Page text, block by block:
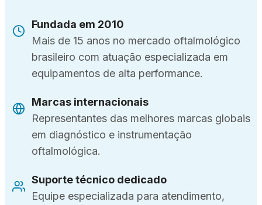
Fundada em 2010
Mais de 15 anos no mercado oftalmológico
brasileiro com atuação especializada em
equipamentos de alta performance.
Marcas internacionais
Representantes das melhores marcas globais
em diagnóstico e instrumentação
oftalmológica.
Suporte técnico dedicado
Equipe especializada para atendimento,